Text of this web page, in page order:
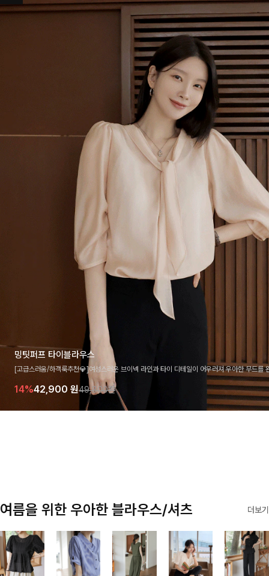
밍팃퍼프 타이블라우스
[고급스러움/하객룩추천💎]여성스러운 브이넥 라인과 타이 디테일이 어우러져 우아한 무드를
라우스 🤍 여유로운 7부 소매로 편안하게 착용되며 데일리룩부터 출근룩, 하객룩까지 세련된
기 좋은 아이템이에요
14%42,900 원49,800원
여름을 위한 우아한 블라우스/셔츠 더보기